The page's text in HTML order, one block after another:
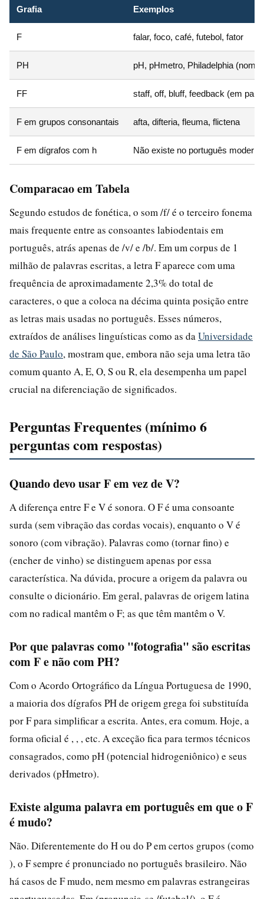
Grafia Exemplos
F falar, foco, café, futebol, fator
PH pH, pHmetro, Philadelphia (nome
FF staff, off, bluff, feedback (em
F em grupos consonantais afta, difteria, fleuma, flictena
F em dígrafos com h Não existe no português moderno
Comparacao em Tabela
Segundo estudos de fonética, o som /f/ é o terceiro fonema
mais frequente entre as consoantes labiodentais em
português, atrás apenas de /v/ e /b/. Em um corpus de 1
milhão de palavras escritas, a letra F aparece com uma
frequência de aproximadamente 2,3% do total de
caracteres, o que a coloca na décima quinta posição entre
as letras mais usadas no português. Esses números,
extraídos de análises linguísticas como as da Universidade
de São Paulo, mostram que, embora não seja uma letra tão
comum quanto A, E, O, S ou R, ela desempenha um papel
crucial na diferenciação de significados.
Perguntas Frequentes (mínimo 6
perguntas com respostas)
Quando devo usar F em vez de V?
A diferença entre F e V é sonora. O F é uma consoante
surda (sem vibração das cordas vocais), enquanto o V é
sonoro (com vibração). Palavras como (tornar fino) e
(encher de vinho) se distinguem apenas por essa
característica. Na dúvida, procure a origem da palavra ou
consulte o dicionário. Em geral, palavras de origem latina
com no radical mantêm o F; as que têm mantêm o V.
Por que palavras como "fotografia" são escritas
com F e não com PH?
Com o Acordo Ortográfico da Língua Portuguesa de 1990,
a maioria dos dígrafos PH de origem grega foi substituída
por F para simplificar a escrita. Antes, era comum. Hoje, a
forma oficial é , , , etc. A exceção fica para termos técnicos
consagrados, como pH (potencial hidrogeniônico) e seus
derivados (pHmetro).
Existe alguma palavra em português em que o F
é mudo?
Não. Diferentemente do H ou do P em certos grupos (como
), o F sempre é pronunciado no português brasileiro. Não
há casos de F mudo, nem mesmo em palavras estrangeiras